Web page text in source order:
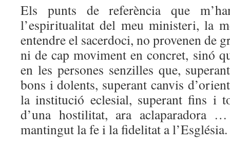
Els punts de referència que
l’espiritualitat del meu ministeri, la
entendre el sacerdoci, no provenen de
ni de cap moviment en concret, sinó
en les persones senzilles que,
bons i dolents, superant canvis
la institució eclesial, superant fins i
d’una hostilitat, ara aclaparadora
mantingut la fe i la fidelitat a l’Església.